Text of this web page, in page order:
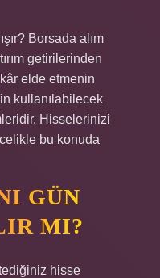
Borsada alım
getirilerinden
elde etmenin
kullanılabilecek
Hisselerinizi
bu konuda
GÜN
MI?
hisse